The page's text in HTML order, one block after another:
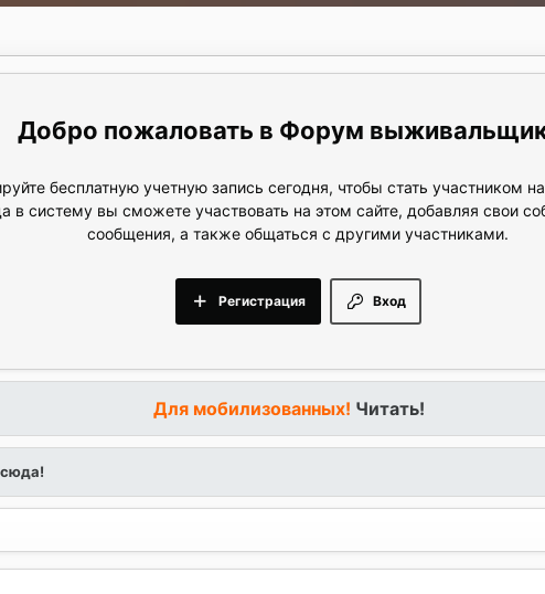
Форум
бесплатную учетную запись сегодня, чтобы стать участником
в систему вы сможете участвовать на этом сайте, добавляя свои
сообщения, а также общаться с другими участниками.
Вход
Регистрация
Для мобилизованных! Читать!